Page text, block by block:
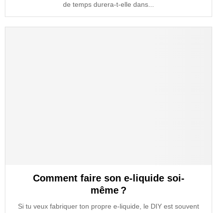
de temps durera-t-elle dans...
Comment faire son e-liquide soi-
même ?
Si tu veux fabriquer ton propre e-liquide, le DIY est souvent